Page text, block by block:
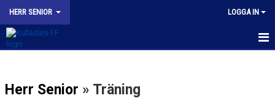
HERR SENIOR LOGGA IN
NYHETER
Herr Senior » Träning